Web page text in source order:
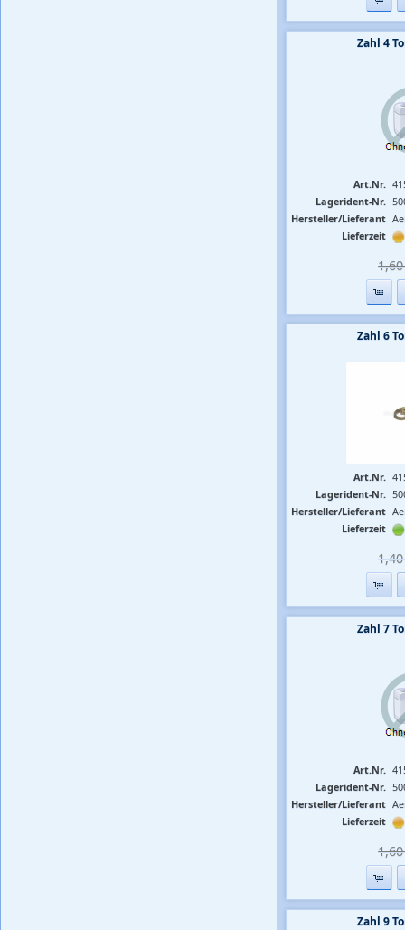
Zahl 4
Art.Nr.
Lagerident-Nr.
Hersteller/Lieferant
Lieferzeit
1,60
Zahl 6
Art.Nr.
Lagerident-Nr.
Hersteller/Lieferant
Lieferzeit
1,40
Zahl 7
Art.Nr.
Lagerident-Nr.
Hersteller/Lieferant
Lieferzeit
1,60
Zahl 9